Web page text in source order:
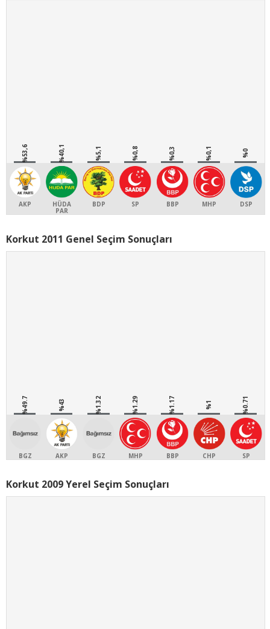
%53,6
AKP
%40,1
HÜDA
PAR
%5,1
BDP
%0,8
SP
%0,3
BBP
%0,1
MHP
%0
DSP
Korkut 2011 Genel Seçim Sonuçları
%49.7
BGZ
%43
AKP
%1.32
BGZ
%1.29
MHP
%1.17
BBP
%1
CHP
%0.71
SP
Korkut 2009 Yerel Seçim Sonuçları